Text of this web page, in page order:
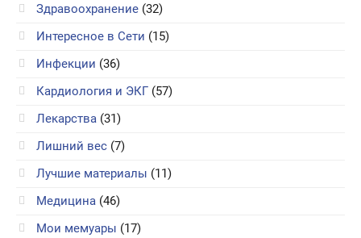
Здравоохранение (32)
Интересное в Сети (15)
Инфекции (36)
Кардиология и ЭКГ (57)
Лекарства (31)
Лишний вес (7)
Лучшие материалы (11)
Медицина (46)
Мои мемуары (17)